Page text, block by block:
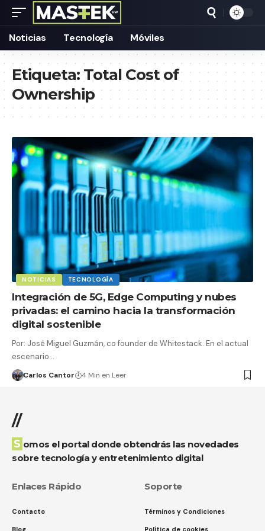
Noticias Tecnología Móviles
Etiqueta:Total Cost of
Ownership
NOTICIAS TECNOLOGÍA
Integración de 5G, Edge Computing y nubes
privadas: el camino hacia la transformación
digital sostenible
Por: José Miguel Guzmán, co founder de Whitestack. En el actual
escenario…
Carlos Cantor 4 Min en Leer
//
Somos el portal donde obtendrás las novedades
sobre tecnología y entretenimiento digital
Enlaces Rápido
Contacto
Soporte
Términos y Condiciones